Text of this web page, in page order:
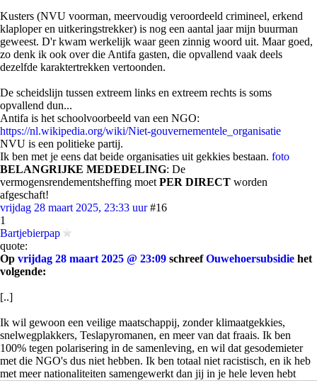
Kusters (NVU voorman, meervoudig veroordeeld crimineel, erkend
klaploper en uitkeringstrekker) is nog een aantal jaar mijn buurman
geweest. D'r kwam werkelijk waar geen zinnig woord uit. Maar goed,
zo denk ik ook over die Antifa gasten, die opvallend vaak deels
dezelfde karaktertrekken vertoonden.
De scheidslijn tussen extreem links en extreem rechts is soms
opvallend dun...
Antifa is het schoolvoorbeeld van een NGO:
https://nl.wikipedia.org/wiki/Niet-gouvernementele_organisatie
NVU is een politieke partij.
Ik ben met je eens dat beide organisaties uit gekkies bestaan. foto
BELANGRIJKE MEDEDELING: De
vermogensrendementsheffing moet PER DIRECT worden
afgeschaft!
vrijdag 28 maart 2025, 23:33 uur #16
1
Bartjebierpap
quote:
Op vrijdag 28 maart 2025 @ 23:09 schreefOuwehoersubsidie het
volgende:
[..]
Ik wil gewoon een veilige maatschappij, zonder klimaatgekkies,
snelwegplakkers, Teslapyromanen, en meer van dat fraais. Ik ben
100% tegen polarisering in de samenleving, en wil dat gesodemieter
met die NGO's dus niet hebben. Ik ben totaal niet racistisch, en ik heb
met meer nationaliteiten samengewerkt dan jij in je hele leven hebt